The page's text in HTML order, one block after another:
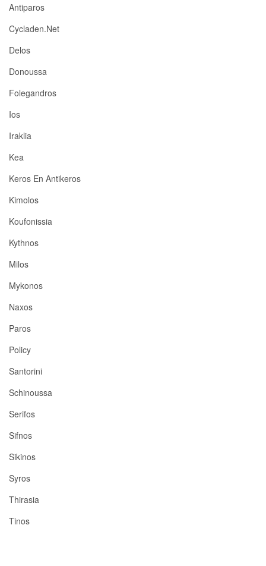
Antiparos
Cycladen.net
Delos
Donoussa
Folegandros
Ios
Iraklia
Kea
Keros En Antikeros
Kimolos
Koufonissia
Kythnos
Milos
Mykonos
Naxos
Paros
Policy
Santorini
Schinoussa
Serifos
Sifnos
Sikinos
Syros
Thirasia
Tinos